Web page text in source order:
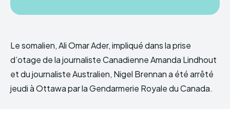
Le somalien, Ali Omar Ader, impliqué dans la prise
d’otage de la journaliste Canadienne Amanda Lindhout
et du journaliste Australien, Nigel Brennan a été arrêté
jeudi à Ottawa par la Gendarmerie Royale du Canada.